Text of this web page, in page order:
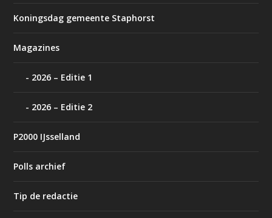
Koningsdag gemeente Staphorst
Magazines
2026 – Editie 1
2026 – Editie 2
P2000 IJsselland
Polls archief
Tip de redactie